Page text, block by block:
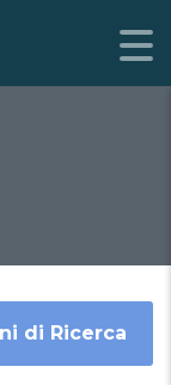
di Ricerca